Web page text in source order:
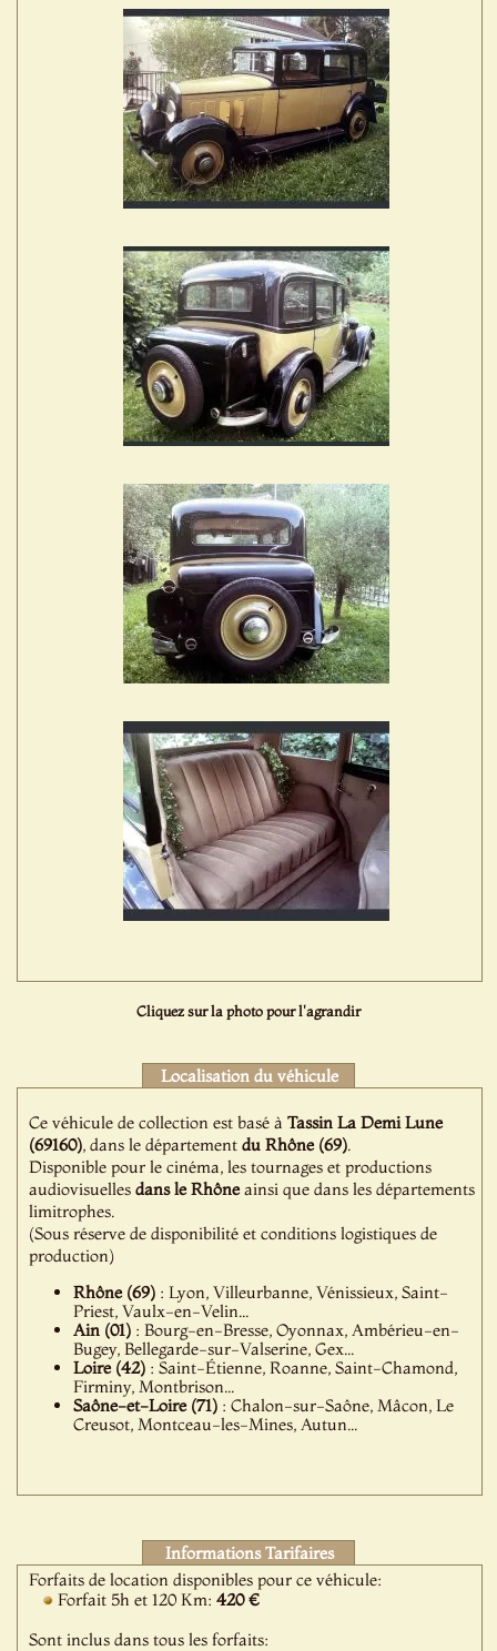
Cliquez sur la photo pour l'agrandir
Localisation du véhicule
Ce véhicule de collection est basé àTassin La Demi Lune
(69160), dans le départementdu Rhône (69).
Disponible pour le cinéma, les tournages et productions
audiovisuellesdans le Rhôneainsi que dans les départements
limitrophes.
(Sous réserve de disponibilité et conditions logistiques de
production)
Rhône (69) : Lyon, Villeurbanne, Vénissieux, Saint-
Priest, Vaulx-en-Velin...
Ain (01) : Bourg-en-Bresse, Oyonnax, Ambérieu-en-
Bugey, Bellegarde-sur-Valserine, Gex...
Loire (42) : Saint-Étienne, Roanne, Saint-Chamond,
Firminy, Montbrison...
Saône-et-Loire (71) : Chalon-sur-Saône, Mâcon, Le
Creusot, Montceau-les-Mines, Autun...
Informations Tarifaires
Forfaits de location disponibles pour ce véhicule:
Forfait 5h et 120 Km:420 €
Sont inclus dans tous les forfaits: